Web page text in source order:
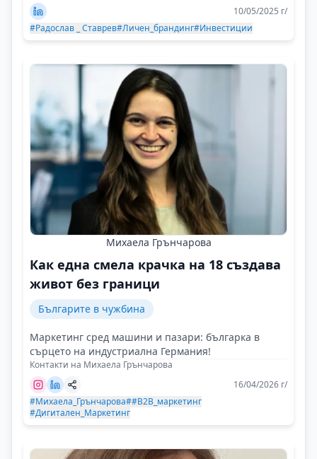
10/05/2025 г/
#Радослав _ Ставрев#Личен_брандинг#Инвестиции
Михаела Грънчарова
Как една смела крачка на 18 създава
живот без граници
Българите в чужбина
Маркетинг сред машини и пазари: българка в
сърцето на индустриална Германия!
Контакти на Михаела Грънчарова
16/04/2026 г/
#Михаела_Грънчарова##B2B_маркетинг
#Дигитален_Маркетинг